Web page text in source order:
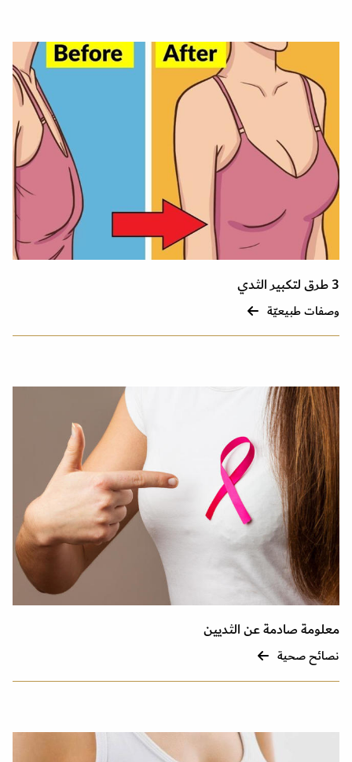
3 طرق لتكبير الثدي
وصفات طبيعيّة
معلومة صادمة عن الثديين
نصائح صحية